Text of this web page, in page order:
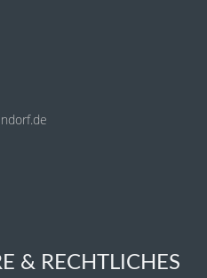
& RECHTLICHES